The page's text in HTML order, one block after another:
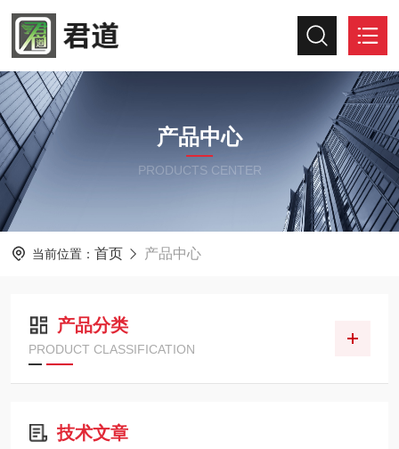
产品中心
PRODUCTS CENTER
当前位置： 首页 产品中心
产品分类
PRODUCT CLASSIFICATION
技术文章